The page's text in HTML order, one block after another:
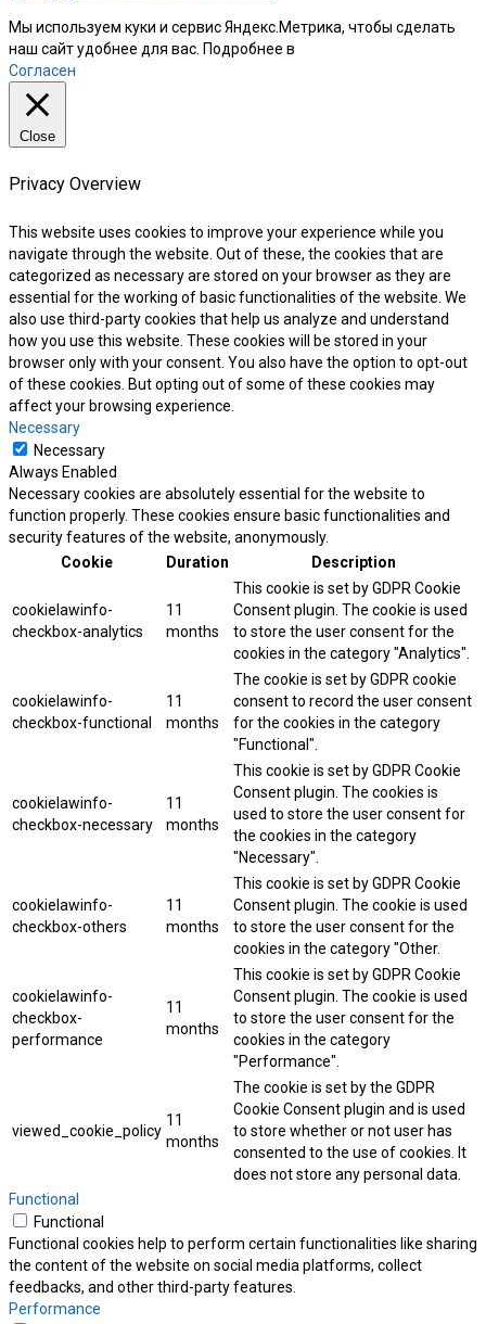
Мы используем куки и сервис Яндекс.Метрика, чтобы сделать
наш сайт удобнее для вас. Подробнее в
Согласен
Close
Privacy Overview
This website uses cookies to improve your experience while you
navigate through the website. Out of these, the cookies that are
categorized as necessary are stored on your browser as they are
essential for the working of basic functionalities of the website. We
also use third-party cookies that help us analyze and understand
how you use this website. These cookies will be stored in your
browser only with your consent. You also have the option to opt-out
of these cookies. But opting out of some of these cookies may
affect your browsing experience.
Necessary
Necessary
Always Enabled
Necessary cookies are absolutely essential for the website to
function properly. These cookies ensure basic functionalities and
security features of the website, anonymously.
Cookie
Duration Description
cookielawinfo-
checkbox-analytics
11
months
This cookie is set by GDPR Cookie
Consent plugin. The cookie is used
to store the user consent for the
cookies in the category "Analytics".
cookielawinfo-
checkbox-functional
11
months
The cookie is set by GDPR cookie
consent to record the user consent
for the cookies in the category
"Functional".
cookielawinfo-
checkbox-necessary
11
months
This cookie is set by GDPR Cookie
Consent plugin. The cookies is
used to store the user consent for
the cookies in the category
"Necessary".
cookielawinfo-
checkbox-others
11
months
This cookie is set by GDPR Cookie
Consent plugin. The cookie is used
to store the user consent for the
cookies in the category "Other.
cookielawinfo-
checkbox-
performance
11
months
This cookie is set by GDPR Cookie
Consent plugin. The cookie is used
to store the user consent for the
cookies in the category
"Performance".
viewed_cookie_policy
11
months
The cookie is set by the GDPR
Cookie Consent plugin and is used
to store whether or not user has
consented to the use of cookies. It
does not store any personal data.
Functional
Functional
Functional cookies help to perform certain functionalities like sharing
the content of the website on social media platforms, collect
feedbacks, and other third-party features.
Performance